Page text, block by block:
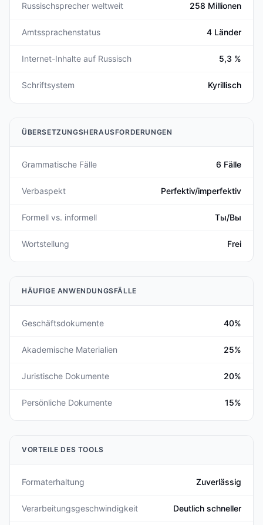
Russischsprecher weltweit 258 Millionen
Amtssprachenstatus 4 Länder
Internet-Inhalte auf Russisch 5,3 %
Schriftsystem Kyrillisch
ÜBERSETZUNGSHERAUSFORDERUNGEN
Grammatische Fälle 6 Fälle
Verbaspekt Perfektiv/imperfektiv
Formell vs. informell Ты/Вы
Wortstellung Frei
HÄUFIGE ANWENDUNGSFÄLLE
Geschäftsdokumente 40%
Akademische Materialien 25%
Juristische Dokumente 20%
Persönliche Dokumente 15%
VORTEILE DES TOOLS
Formaterhaltung Zuverlässig
Verarbeitungsgeschwindigkeit Deutlich schneller